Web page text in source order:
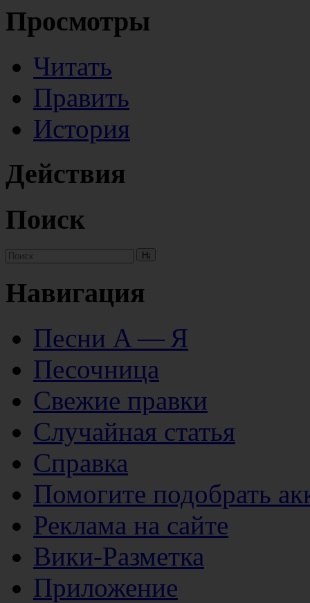
Просмотры
Читать
Править
История
Действия
Поиск
Навигация
Песни А — Я
Песочница
Свежие правки
Случайная статья
Справка
Помогите подобрать
Реклама на сайте
Вики-Разметка
Приложение